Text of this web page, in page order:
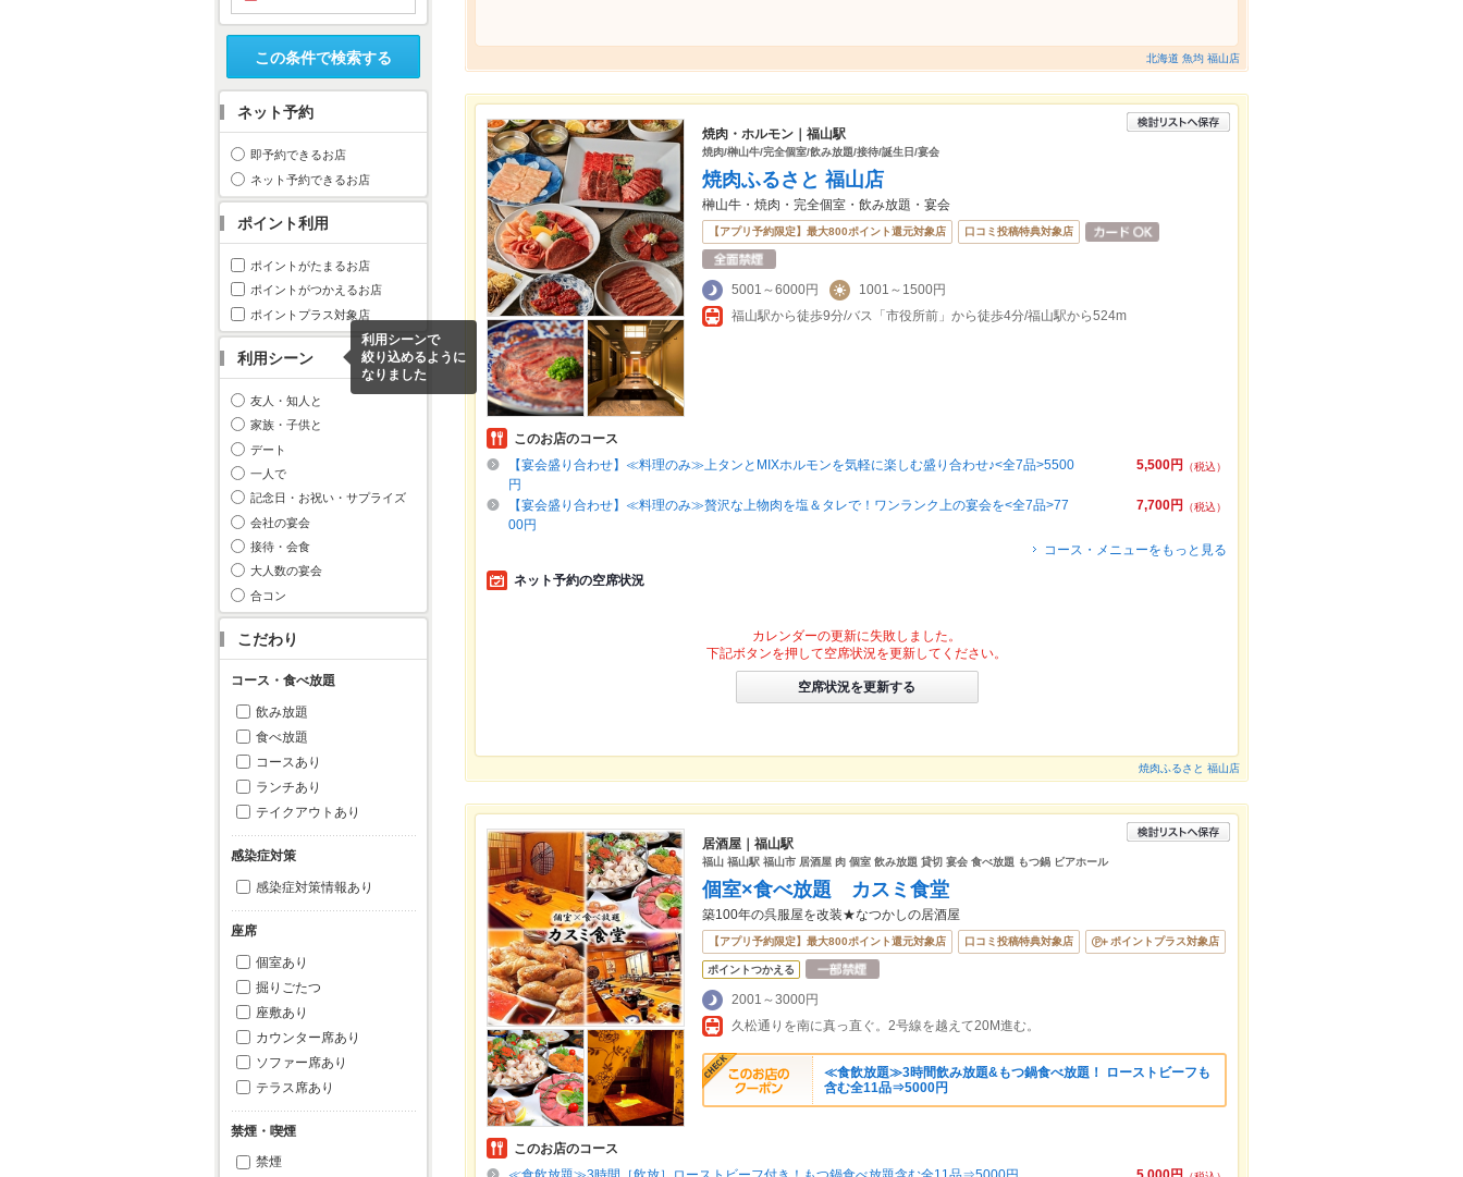
この条件で検索する
ネット予約
即予約できるお店
ネット予約できるお店
ポイント利用
ポイントがたまるお店
ポイントがつかえるお店
ポイントプラス対象店
利用シーン
利用シーンで
絞り込めるように
なりました
友人・知人と
家族・子供と
デート
一人で
記念日・お祝い・サプライズ
会社の宴会
接待・会食
大人数の宴会
合コン
こだわり
コース・食べ放題
飲み放題
食べ放題
コースあり
ランチあり
テイクアウトあり
感染症対策
感染症対策情報あり
座席
個室あり
掘りごたつ
座敷あり
カウンター席あり
ソファー席あり
テラス席あり
禁煙・喫煙
禁煙
北海道 魚均 福山店
焼肉・ホルモン｜福山駅
焼肉/榊山牛/完全個室/飲み放題/接待/誕生日/宴会
焼肉ふるさと 福山店
榊山牛・焼肉・完全個室・飲み放題・宴会
【アプリ予約限定】最大800ポイント還元対象店 口コミ投稿特典対象店
5001～6000円
1001～1500円
福山駅から徒歩9分/バス「市役所前」から徒歩4分/福山駅から524m
このお店のコース
5,500円
（税込）
【宴会盛り合わせ】≪料理のみ≫上タンとMIXホルモンを気軽に楽しむ盛り合わせ♪<全7品>5500
円
7,700円
（税込）
【宴会盛り合わせ】≪料理のみ≫贅沢な上物肉を塩＆タレで！ワンランク上の宴会を<全7品>77
00円
コース・メニューをもっと見る
ネット予約の空席状況
カレンダーの更新に失敗しました。
下記ボタンを押して空席状況を更新してください。
空席状況を更新する
焼肉ふるさと 福山店
居酒屋｜福山駅
福山 福山駅 福山市 居酒屋 肉 個室 飲み放題 貸切 宴会 食べ放題 もつ鍋 ビアホール
個室×食べ放題 カスミ食堂
築100年の呉服屋を改装★なつかしの居酒屋
【アプリ予約限定】最大800ポイント還元対象店 口コミ投稿特典対象店 ポイントプラス対象店
ポイントつかえる
2001～3000円
久松通りを南に真っ直ぐ。2号線を越えて20M進む。
≪食飲放題≫3時間飲み放題&もつ鍋食べ放題！ ローストビーフも
含む全11品⇒5000円
このお店のコース